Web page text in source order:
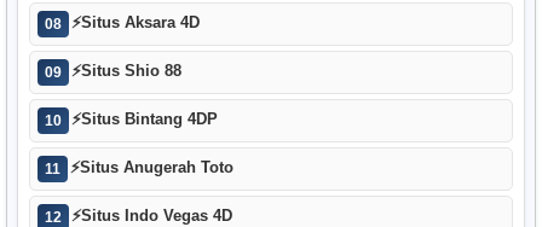
08 ⚡Situs Aksara 4D
09 ⚡Situs Shio 88
10 ⚡Situs Bintang 4DP
11 ⚡Situs Anugerah Toto
12 ⚡Situs Indo Vegas 4D